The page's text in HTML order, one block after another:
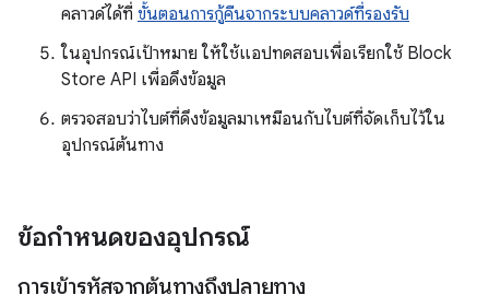
คลาวด์ได้ที่ ขั้นตอนการกู้คืนจากระบบคลาวด์ที่รองรับ
ในอุปกรณ์เป้าหมาย ให้ใช้แอปทดสอบเพื่อเรียกใช้ Block
Store API เพื่อดึงข้อมูล
ตรวจสอบว่าไบต์ที่ดึงข้อมูลมาเหมือนกับไบต์ที่จัดเก็บไว้ใน
อุปกรณ์ต้นทาง
ข้อกำหนดของอุปกรณ์
การเข้ารหัสจากต้นทางถึงปลายทาง